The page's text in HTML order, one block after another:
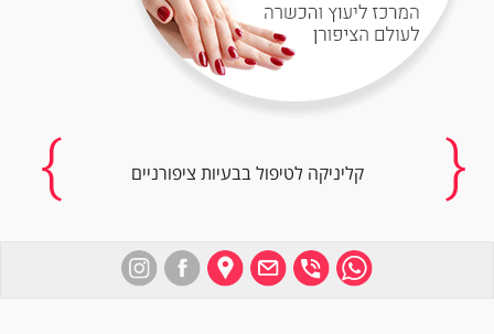
קליניקה לטיפול בבעיות ציפורניים